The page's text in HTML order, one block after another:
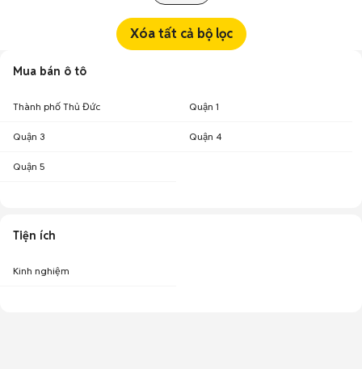
Xóa tất cả bộ lọc
Mua bán ô tô
Thành phố Thủ Đức Quận 1
Quận 3 Quận 4
Quận 5
Tiện ích
Kinh nghiệm